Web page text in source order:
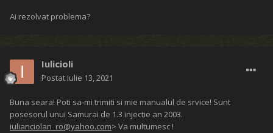
Ai rezolvat problema?
Iulicioli
Postat Iulie 13, 2021
Buna seara! Poti sa-mi trimiti si mie manualul de srvice! Sunt
posesorul unui Samurai de 1.3 injectie an 2003.
iulianciolan_ro@yahoo.com> Va multumesc !